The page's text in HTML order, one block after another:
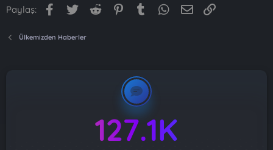
Paylaş: Facebook
Twitter Reddit PinterestTumblr WhatsApp
E-posta
Ülkemizden Haberler
127.1K